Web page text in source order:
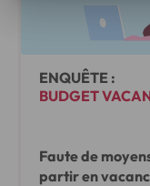
ENQUÊTE :
BUDGET
Faute de
partir en